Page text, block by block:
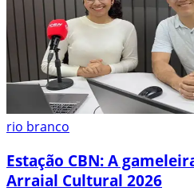
rio branco
Estação CBN: A
Arraial Cultural 2026